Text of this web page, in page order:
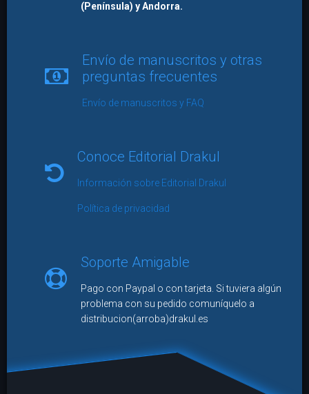
(Península) y Andorra.
Envío de manuscritos y otras
preguntas frecuentes
Envío de manuscritos y FAQ
Conoce Editorial Drakul
Información sobre Editorial Drakul
Política de privacidad
Soporte Amigable
Pago con Paypal o con tarjeta. Si tuviera algún
problema con su pedido comuníquelo a
distribucion(arroba)drakul.es